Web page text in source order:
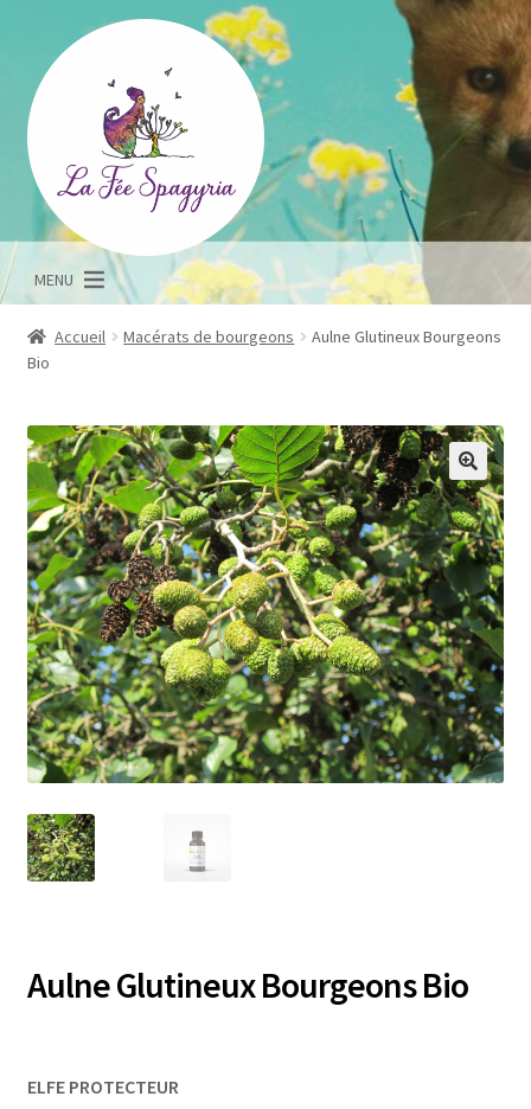
la
navigation
contenu
MENU
Accueil Macérats de bourgeons
Aulne Glutineux Bourgeons
Bio
Aulne Glutineux Bourgeons Bio
ELFE PROTECTEUR